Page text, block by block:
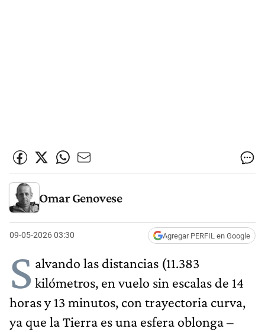
Omar Genovese
09-05-2026 03:30 Agregar PERFIL en Google
S alvando las distancias (11.383
kilómetros, en vuelo sin escalas de 14
horas y 13 minutos, con trayectoria curva,
ya que la Tierra es una esfera oblonga –